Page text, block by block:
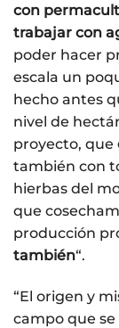
con
trabajar con
poder hacer
escala un
hecho antes
nivel de
proyecto, que
también con
hierbas del
que
producción
también“.
“El origen y
campo que se